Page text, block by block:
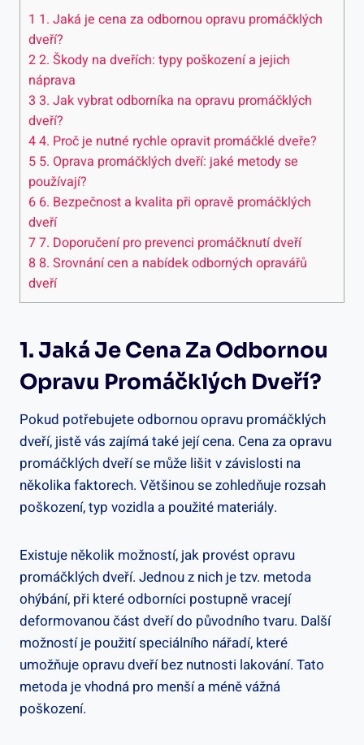
1 1. Jaká je cena za odbornou opravu promáčklých
dveří?
22. Škody na dveřích: typy poškození a jejich
náprava
3 3. Jak vybrat odborníka na opravu promáčklých
dveří?
44. Proč je nutné rychle opravit promáčklé dveře?
5 5. Oprava promáčklých dveří: jaké metody se
používají?
6 6. Bezpečnost a kvalita při opravě promáčklých
dveří
77. Doporučení pro prevenci promáčknutí dveří
8 8. Srovnání cen a nabídek odborných opravářů
dveří
1. Jaká Je Cena Za Odbornou
Opravu Promáčklých Dveří?
Pokud potřebujete odbornou opravu promáčklých
dveří, jistě vás zajímá také její cena. Cena za opravu
promáčklých dveří se může lišit v závislosti na
několika faktorech. Většinou se zohledňuje rozsah
poškození, typ vozidla a použité materiály.
Existuje několik možností, jak provést opravu
promáčklých dveří. Jednou z nich je tzv. metoda
ohýbání, při které odborníci postupně vracejí
deformovanou část dveří do původního tvaru. Další
možností je použití speciálního nářadí, které
umožňuje opravu dveří bez nutnosti lakování. Tato
metoda je vhodná pro menší a méně vážná
poškození.